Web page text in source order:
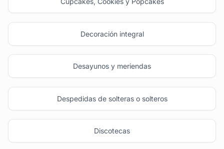
Decoración integral
Desayunos y meriendas
Despedidas de solteras o solteros
Discotecas